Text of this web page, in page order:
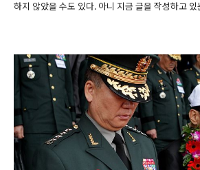
하지 않았을 수도 있다. 아니 지금 글을 작성하고